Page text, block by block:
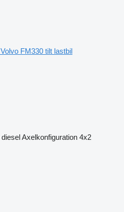
Volvo FM330 tilt lastbil
dieselAxelkonfiguration 4x2